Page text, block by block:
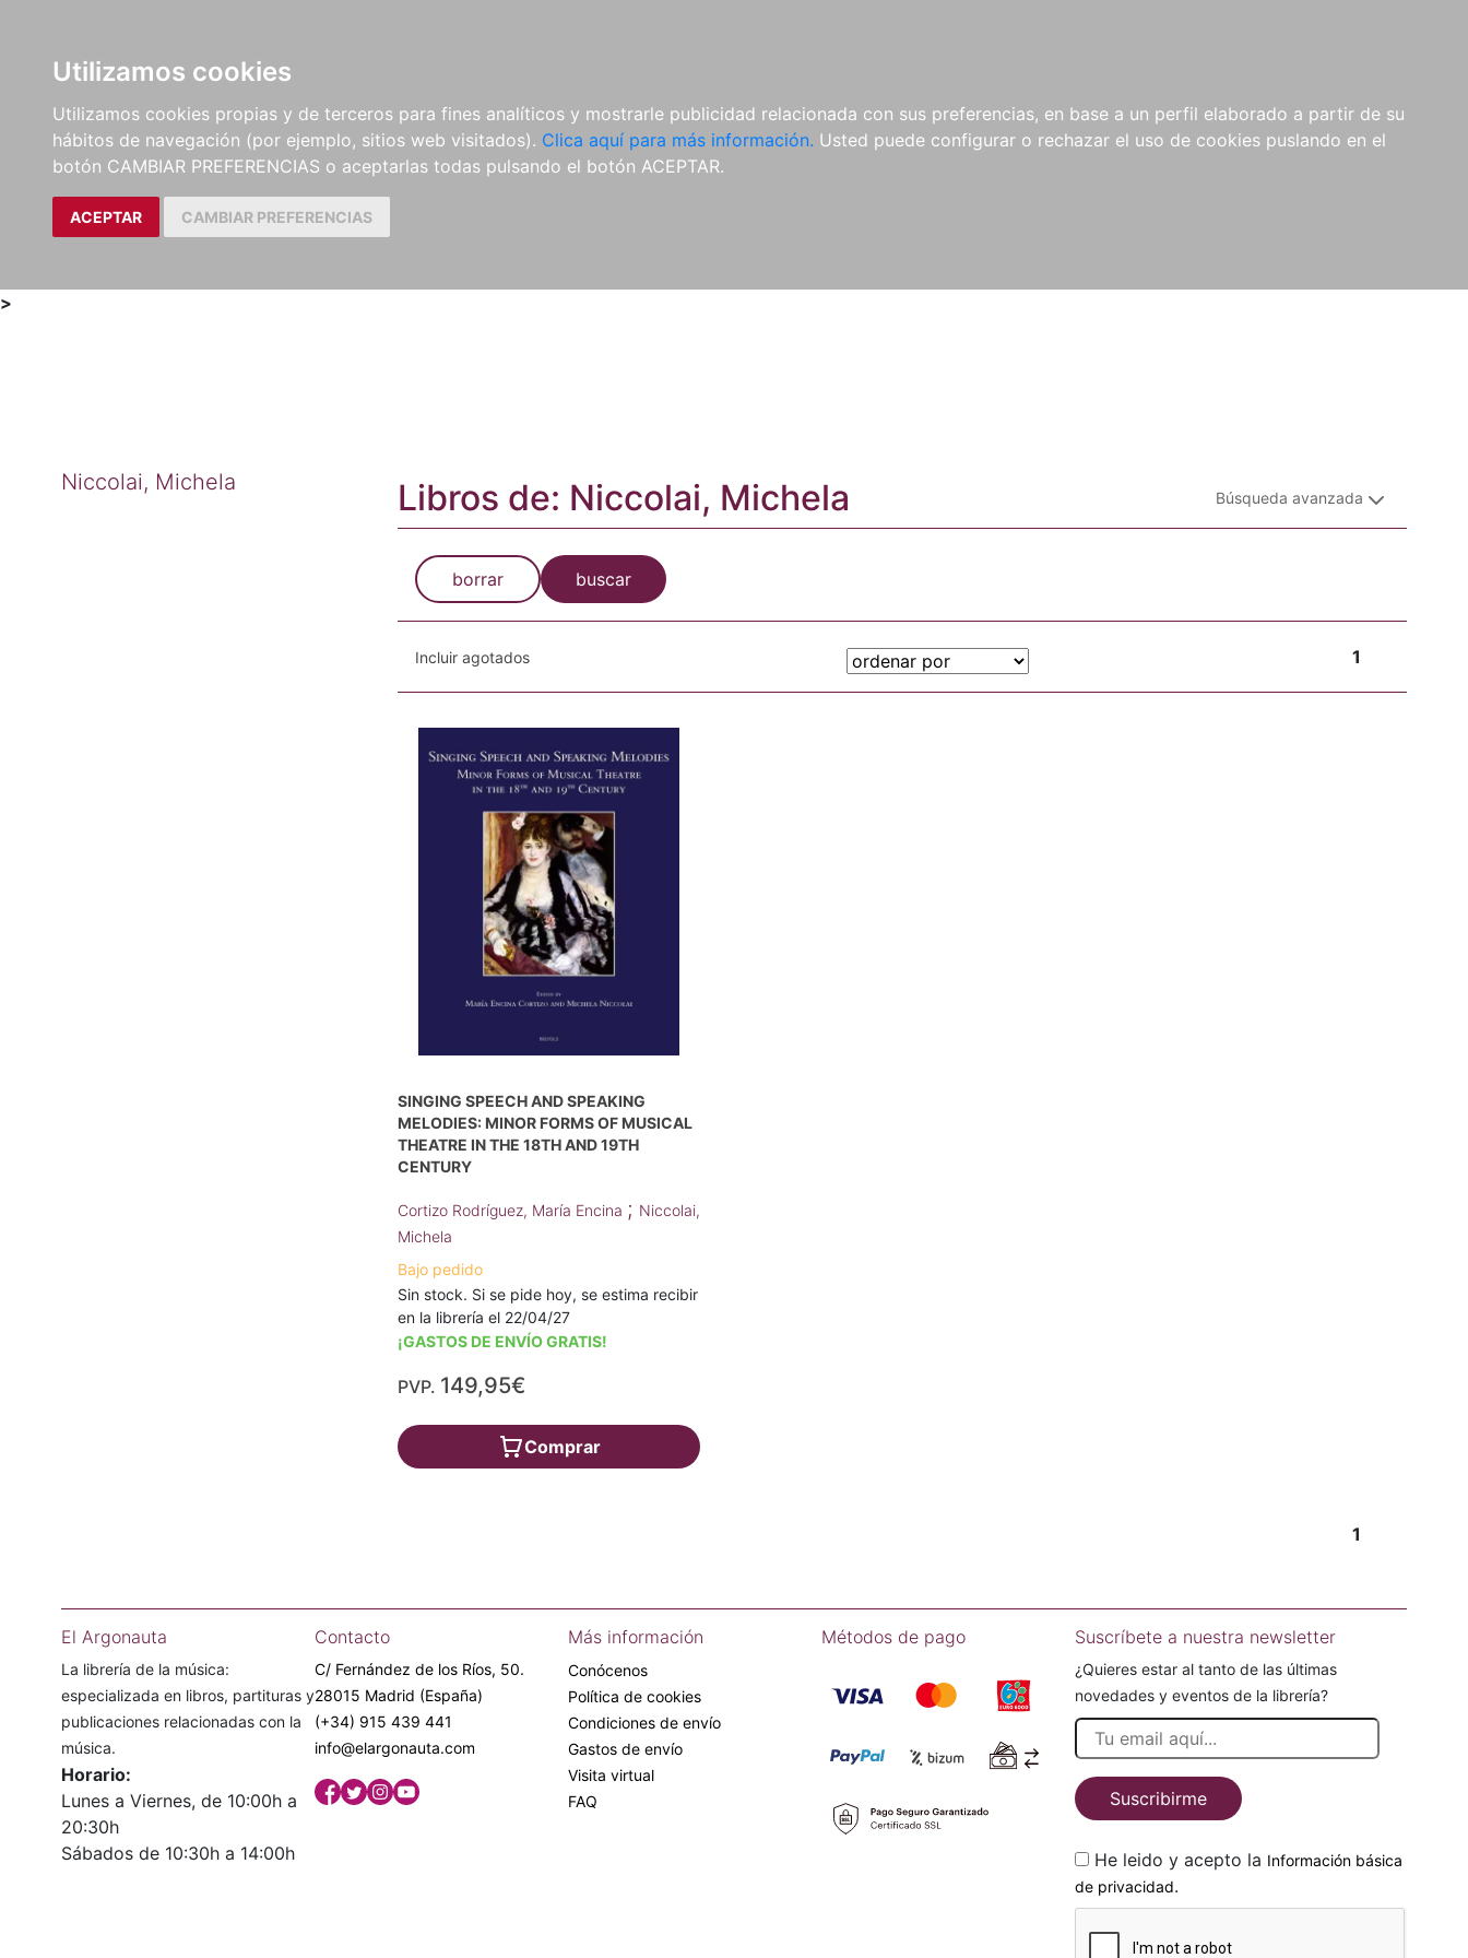
Utilizamos cookies
Utilizamos cookies propias y de terceros para fines analíticos y mostrarle publicidad relacionada con sus preferencias, en base a un perfil elaborado a partir de su
hábitos de navegación (por ejemplo, sitios web visitados). Clica aquí para más información. Usted puede configurar o rechazar el uso de cookies puslando en el
botón CAMBIAR PREFERENCIAS o aceptarlas todas pulsando el botón ACEPTAR.
ACEPTAR CAMBIAR PREFERENCIAS
LIBROS
MÉTODOS Y
EJERCICIOS
PARTITURAS Y EDICIONES
CRÍTICAS
REVISTAS
CDS Y
DVDS
MATERIAL
COMPLEMENTARIO
NOVEDADES NOTICIAS
COMPRAS
INSTITUCIONALES
>
Niccolai, Michela Libros de: Niccolai, Michela Búsqueda avanzada
borrar buscar
Incluir agotados 1
SINGING SPEECH AND SPEAKING
MELODIES: MINOR FORMS OF MUSICAL
THEATRE IN THE 18TH AND 19TH
CENTURY
Cortizo Rodríguez, María Encina ; Niccolai,
Michela
Bajo pedido
Sin stock. Si se pide hoy, se estima recibir
en la librería el 22/04/27
¡GASTOS DE ENVÍO GRATIS!
PVP. 149,95€
Comprar
1
El Argonauta
La librería de la música:
especializada en libros, partituras y
publicaciones relacionadas con la
música.
Horario:
Lunes a Viernes, de 10:00h a
20:30h
Sábados de 10:30h a 14:00h
Contacto
C/ Fernández de los Ríos, 50.
28015 Madrid (España)
(+34) 915 439 441
info@elargonauta.com
Más información
Conócenos
Política de cookies
Condiciones de envío
Gastos de envío
Visita virtual
FAQ
Métodos de pago Suscríbete a nuestra newsletter
¿Quieres estar al tanto de las últimas
novedades y eventos de la librería?
Suscribirme
He leido y acepto la Información básica
de privacidad.